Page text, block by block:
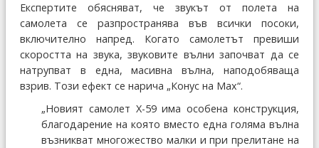
Експертите обясняват, че звукът от полета на
самолета се разпространява във всички посоки,
включително напред. Когато самолетът превиши
скоростта на звука, звуковите вълни започват да се
натрупват в една, масивна вълна, наподобяваща
взрив. Този ефект се нарича „Конус на Мах“.
„Новият самолет X-59 има особена конструкция,
благодарение на която вместо една голяма вълна
възникват многожество малки и при прелитане на